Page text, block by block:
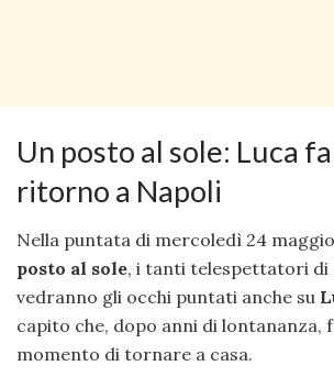
Un posto al sole: Luca
ritorno a Napoli
Nella puntata di mercoledì 24
posto al sole, i tanti telespettatori di
vedranno gli occhi puntati anche su
capito che, dopo anni di lontananza,
momento di tornare a casa.